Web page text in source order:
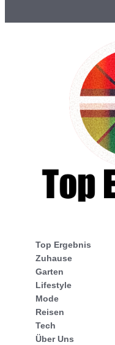
Top Ergebnis
Zuhause
Garten
Lifestyle
Mode
Reisen
Tech
Über Uns